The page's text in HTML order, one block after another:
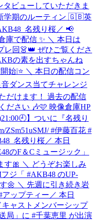
タビューしていただきま
学期のルーティン 🇬🇧英
名残り桜／ 📢
庫で配信 ✨ ＼ 本日は
レ回👗👑 ぜひご覧くださ
の素を出すちゃんね
始❕⭐️ ＼ 本日の配信コン
ダンス当てチャレンジ
だけます！ 過去の配信
ださい 🎶🩷 映像倉庫HP
】ついに『名残り
ZSm51uSMJ/ #伊藤百花 #
名残り桜／ 本日
のF＆Cミュージック」
す🎀 ＼ どうぞお楽しみ
フジ「 #AKB48 のUP-
🌼 ＼ 先週に引き続き岩
アップティー ／ 本日
キャストメンバーシップ
局」に #千葉恵里 が出演